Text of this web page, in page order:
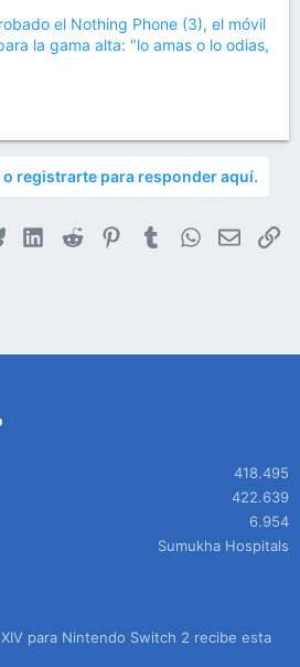
el Nothing Phone (3), el móvil
la gama alta: "lo amas o lo odias,
registrarte para responder aquí.
BlueskyLinkedIn
Reddit PinterestTumblrWhatsApp
Email
418.495
422.639
6.954
Sumukha Hospitals
para Nintendo Switch 2 recibe esta